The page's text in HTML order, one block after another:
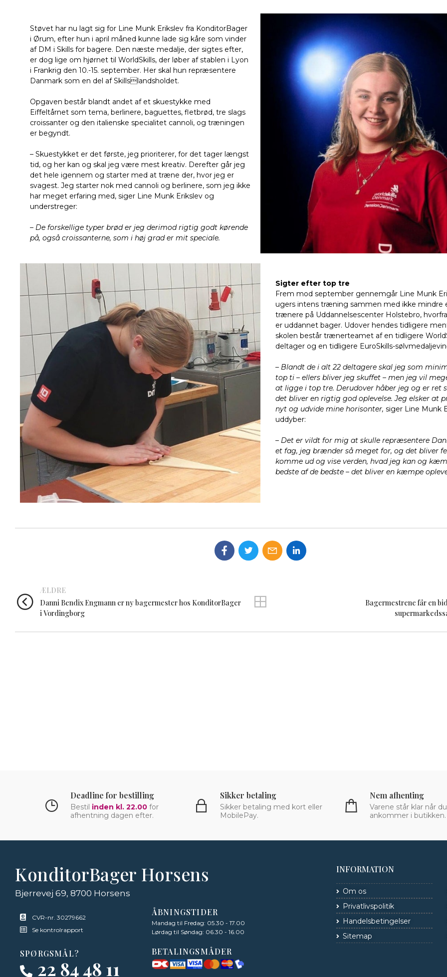
Støvet har nu lagt sig for Line Munk Erikslev fra KonditorBager
i Ørum, efter hun i april måned kunne lade sig kåre som vinder
af DM i Skills for bagere. Den næste medalje, der sigtes efter,
er dog lige om hjørnet til WorldSkills, der løber af stablen i Lyon
i Frankrig den 10.-15. september. Her skal hun repræsentere
Danmark som en del af Skillslandsholdet.
Opgaven består blandt andet af et skuestykke med
Eiffeltårnet som tema, berlinere, baguettes, fletbrød, tre slags
croissanter og den italienske specialitet cannoli, og træningen
er begyndt.
– Skuestykket er det første, jeg prioriterer, for det tager længst
tid, og her kan og skal jeg være mest kreativ. Derefter går jeg
det hele igennem og starter med at træne der, hvor jeg er
svagest. Jeg starter nok med cannoli og berlinere, som jeg ikke
har meget erfaring med, siger Line Munk Erikslev og
understreger:
– De forskellige typer brød er jeg derimod rigtig godt kørende
på, også croissanterne, som i høj grad er mit speciale.
Sigter efter top tre
Frem mod september gennemgår Line Munk
ugers intens træning sammen med ikke mindre
trænere på Uddannelsescenter Holstebro,
er uddannet bager. Udover hendes tidligere
skolen består trænerteamet af en tidligere
deltager og en tidligere EuroSkills-
– Blandt de i alt 22 deltagere skal jeg som
top ti – ellers bliver jeg skuffet – men jeg vil
at ligge i top tre. Derudover håber jeg og er ret
det bliver en rigtig god oplevelse. Jeg elsker at
nyt og udvide mine horisonter, siger Line Munk
uddyber:
– Det er vildt for mig at skulle repræsentere
et fag, jeg brænder så meget for, og det bliver
komme ud og vise verden, hvad jeg kan og
bedste af de bedste – det bliver en kæmpe
ÆLDRE
Danni Bendix Engmann er ny bagermester hos KonditorBager
i Vordingborg
Bagermestrene får en
Deadline for bestilling
Bestil inden kl. 22.00 for
afhentning dagen efter.
Sikker betaling
Sikker betaling med kort eller
MobilePay.
Nem afhenting
Varene står klar når du
ankommer i butikken.
KonditorBager Horsens
Bjerrevej 69, 8700 Horsens
CVR-nr. 30279662
Se kontrolrapport
SPØRGSMÅL?
22 84 48 11
ÅBNINGSTIDER
Mandag til Fredag: 05.30 - 17.00
Lørdag til Søndag: 06.30 - 16.00
BETALINGSMÅDER
INFORMATION
Om os
Privatlivspolitik
Handelsbetingelser
Sitemap